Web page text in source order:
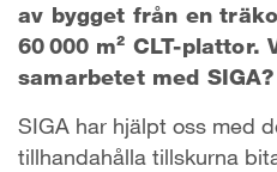
av bygget från en
60 000 m² CLT-plattor.
samarbetet med SIGA?
SIGA har hjälpt oss med
tillhandahålla tillskurna